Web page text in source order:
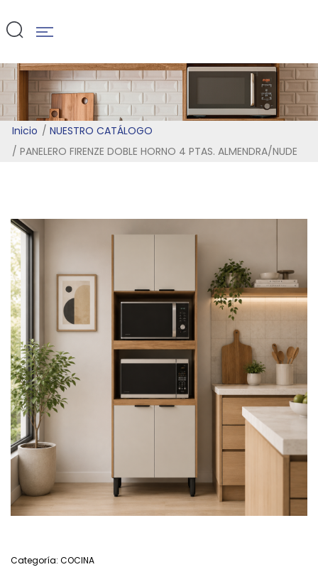
ALMENDRA/
Inicio
NUESTRO CATÁLOGO
PANELERO FIRENZE DOBLE HORNO 4 PTAS. ALMENDRA/NUDE
Categoría: COCINA